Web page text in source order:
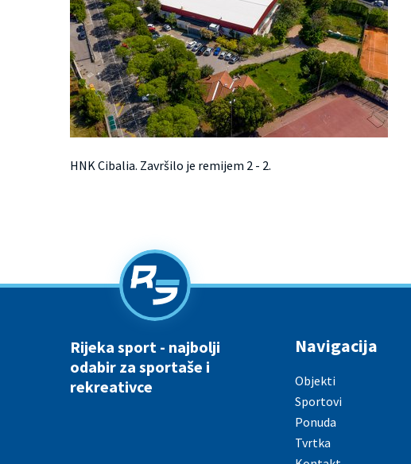
HNK Cibalia. Završilo je remijem 2 - 2.
Rijeka sport - najbolji
odabir za sportaše i
rekreativce
Navigacija
Objekti
Sportovi
Ponuda
Tvrtka